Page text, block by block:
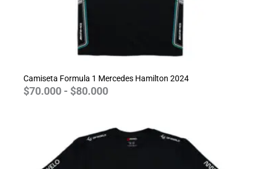
Camiseta Formula 1 Mercedes Hamilton 2024
$70.000 - $80.000